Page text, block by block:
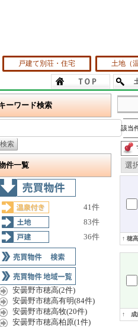
戸建て別荘・住宅 土地（
ーワード検索
件一覧
41件
83件
36件
安曇野市穂高(2件)
安曇野市穂高有明(84件)
安曇野市穂高牧(20件)
安曇野市穂高柏原(1件)
該当
選
↑ 穂
↑ 成